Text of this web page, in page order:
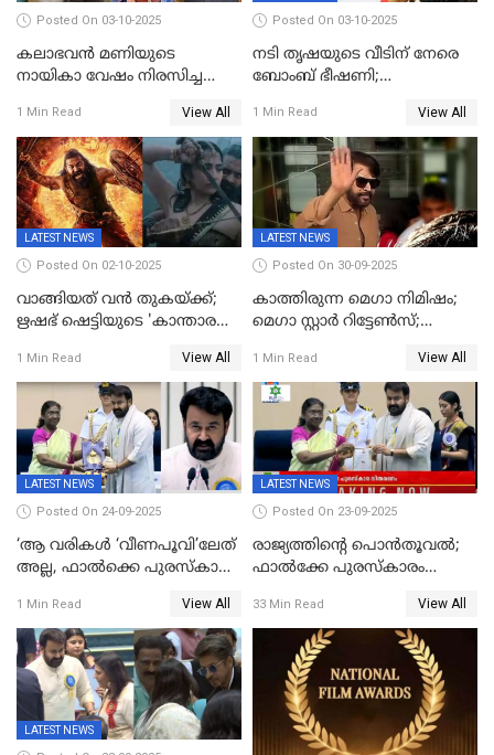
Posted On 03-10-2025
കലാഭവൻ മണിയുടെ
നായികാ വേഷം നിരസിച്ച
നടി ദിവ്യ ഉണ്ണിയല്ലെന്നും
സമൂഹമാധ്യമത്തിൽ കുറിപ്പ്
1 Min Read View All
Posted On 03-10-2025
നടി തൃഷയുടെ വീടിന് നേരെ
ബോംബ് ഭീഷണി;
കണ്ടെത്തൽ
1 Min Read View All
LATEST NEWS
Posted On 02-10-2025
വാങ്ങിയത് വൻ തുകയ്ക്ക്;
ഋഷഭ് ഷെട്ടിയുടെ 'കാന്താര
കാണാം
1 Min Read View All
LATEST NEWS
Posted On 30-09-2025
കാത്തിരുന്ന മെഗാ നിമിഷം;
മെഗാ സ്റ്റാർ റിട്ടേൺസ്;
ക്യാമറയ്ക്ക് മുന്നിലേക്ക്
1 Min Read View All
LATEST NEWS
Posted On 24-09-2025
‘ആ വരികള്‍ ‘വീണപൂവി’ലേത്
അല്ല, ഫാൽക്കെ പുരസ്‌കാരം
മോഹന്‍ലാല്‍ ഉദ്ധരിച്ച
വരികളെ ചൊല്ലി
സാമൂഹികമാധ്യമങ്ങളില്‍
ചര്‍ച്ച
1 Min Read View All
LATEST NEWS
Posted On 23-09-2025
രാജ്യത്തിന്റെ പൊൻതൂവൽ;
ഫാൽക്കേ പുരസ്കാരം
സിനിമ ആത്മാവിന്റെ
സ്പന്ദനമെന്ന് ലാൽ;
ഉർവശിക്കും വിജയരാഘവനും
ദേശീയ അവാർഡ്
33 Min Read View All
LATEST NEWS